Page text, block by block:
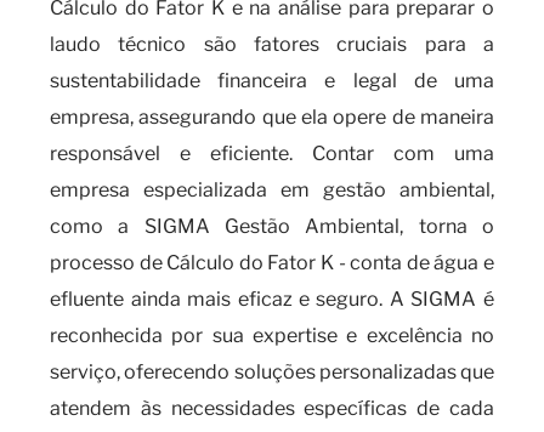
Cálculo do Fator K e na análise para preparar o
laudo técnico são fatores cruciais para a
sustentabilidade financeira e legal de uma
empresa, assegurando que ela opere de maneira
responsável e eficiente. Contar com uma
empresa especializada em gestão ambiental,
como a SIGMA Gestão Ambiental, torna o
processo de Cálculo do Fator K - conta de água e
efluente ainda mais eficaz e seguro. A SIGMA é
reconhecida por sua expertise e excelência no
serviço, oferecendo soluções personalizadas que
atendem às necessidades específicas de cada